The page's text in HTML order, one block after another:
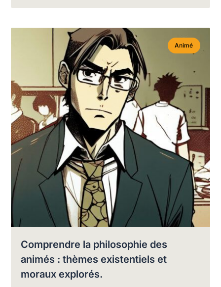
Animé
Comprendre la philosophie des
animés : thèmes existentiels et
moraux explorés.